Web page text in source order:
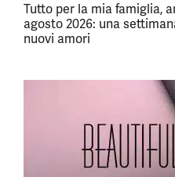
Tutto per la mia famiglia,
agosto 2026: una
nuovi amori